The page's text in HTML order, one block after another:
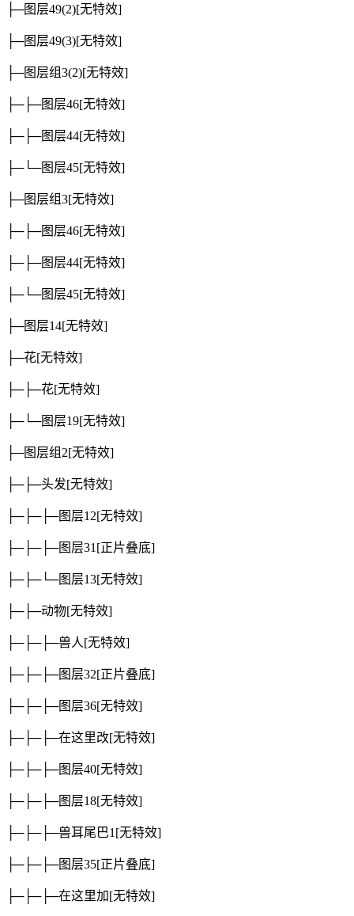
├─图层49(2)[无特效]
├─图层49(3)[无特效]
├─图层组3(2)[无特效]
├─├─图层46[无特效]
├─├─图层44[无特效]
├─└─图层45[无特效]
├─图层组3[无特效]
├─├─图层46[无特效]
├─├─图层44[无特效]
├─└─图层45[无特效]
├─图层14[无特效]
├─花[无特效]
├─├─花[无特效]
├─└─图层19[无特效]
├─图层组2[无特效]
├─├─头发[无特效]
├─├─├─图层12[无特效]
├─├─├─图层31 [正片叠底]
├─├─└─图层13[无特效]
├─├─动物[无特效]
├─├─├─兽人[无特效]
├─├─├─图层32[正片叠底]
├─├─├─图层36[无特效]
├─├─├─在这里改[无特效]
├─├─├─图层40[无特效]
├─├─├─图层18[无特效]
├─├─├─兽耳尾巴1 [无特效]
├─├─├─图层35[正片叠底]
├─├─├─在这里加[无特效]